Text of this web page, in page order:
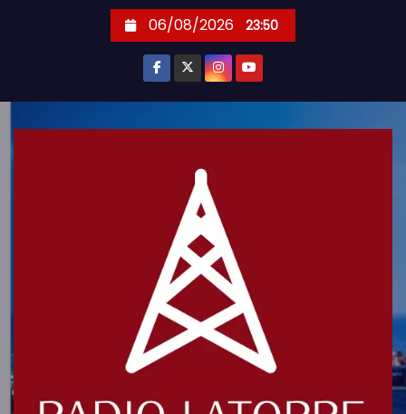
06/08/2026 23:50